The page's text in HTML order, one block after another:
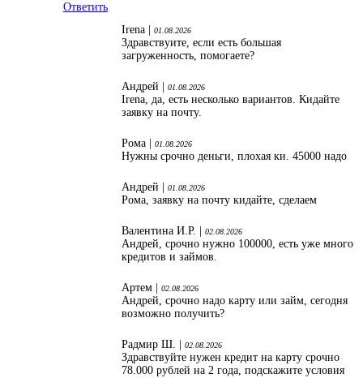
Ответить
Irena |
01.08.2026
Здравствуите, если есть большая
загруженность, помогаете?
Андрей | 01.08.2026
Irena, да, есть несколько вариантов. Кидайте
заявку на почту.
Рома | 01.08.2026
Нужны срочно деньги, плохая ки. 45000 надо
Андрей | 01.08.2026
Рома, заявку на почту кидайте, сделаем
Валентина И.Р. | 02.08.2026
Андрей, срочно нужно 100000, есть уже много
кредитов и займов.
Артем | 02.08.2026
Андрей, срочно надо карту или займ, сегодня
возможно получить?
Радмир Ш. | 02.08.2026
Здравствуйте нужен кредит на карту срочно
78.000 рублей на 2 года, подскажите условия